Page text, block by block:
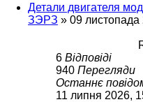
Детали двигателя
ЗЭРЗ » 09
6 Відповіді
940 Перегляди
Останнє
11 липня 2026,